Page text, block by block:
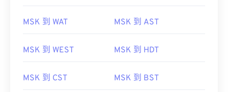
MSK 到 WAT MSK 到 AST
MSK 到 WEST MSK 到 HDT
MSK 到 CST MSK 到 BST